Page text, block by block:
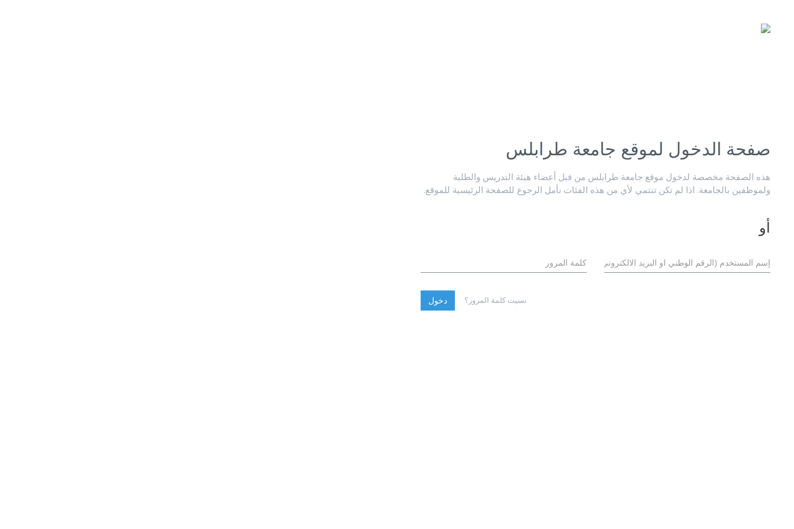
صفحة الدخول لموقع جامعة طرابلس
هذه الصفحة مخصصة لدخول موقع جامعة طرابلس من قبل أعضاء هيئة التدريس والطلبة
ولموظفين بالجامعة. اذا لم تكن تنتمي لأي من هذه الفئات نأمل الرجوع للصفحة الرئيسية للموقع.
أو
نسيت كلمة المرور؟ دخول